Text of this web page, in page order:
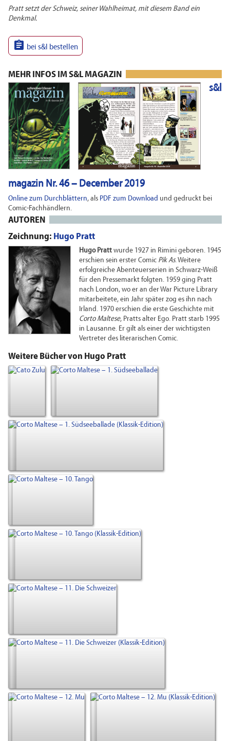
Pratt setzt der Schweiz, seiner Wahlheimat, mit diesem Band ein
Denkmal.
 bei s&l bestellen
MEHR INFOS IM S&L MAGAZIN
s&l
magazin Nr. 46 – December 2019
Online zum Durchblättern, als PDF zum Download und gedruckt bei
Comic-Fachhändlern.
AUTOREN
Zeichnung: Hugo Pratt
Hugo Pratt wurde 1927 in Rimini geboren. 1945
erschien sein erster Comic Pik As. Weitere
erfolgreiche Abenteuerserien in Schwarz-Weiß
für den Pressemarkt folgten. 1959 ging Pratt
nach London, wo er an der War Picture Library
mitarbeitete, ein Jahr später zog es ihn nach
Irland. 1970 erschien die erste Geschichte mit
Corto Maltese, Pratts alter Ego. Pratt starb 1995
in Lausanne. Er gilt als einer der wichtigsten
Vertreter des literarischen Comic.
Weitere Bücher von Hugo Pratt